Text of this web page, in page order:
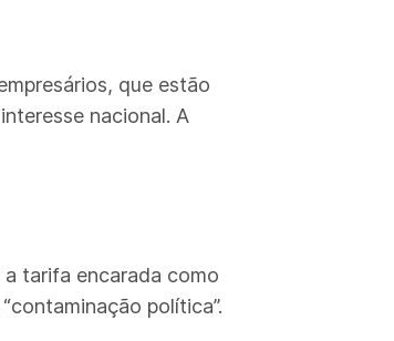
que estão
nacional. A
tarifa encarada como
política”.